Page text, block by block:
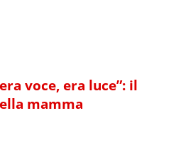
voce, era luce”: il
mamma